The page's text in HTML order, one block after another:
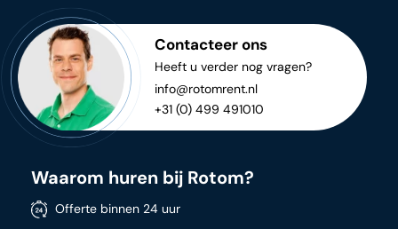
Contacteer ons
Heeft u verder nog vragen?
info@rotomrent.nl
+31 (0) 499 491010
Waarom huren bij Rotom?
Offerte binnen 24 uur